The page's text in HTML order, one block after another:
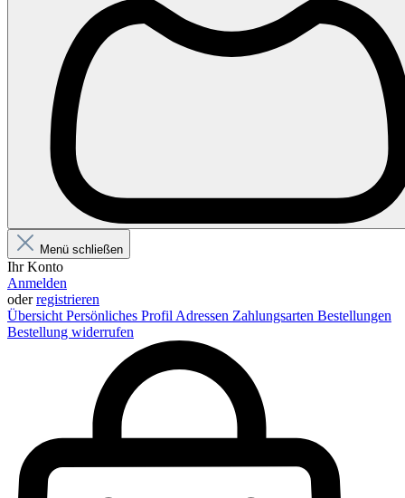
Menü schließen
Ihr Konto
Anmelden
oderregistrieren
Übersicht Persönliches Profil Adressen Zahlungsarten Bestellungen
Bestellung widerrufen